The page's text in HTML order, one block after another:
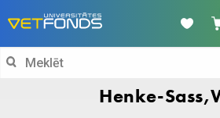
Search
Henke-